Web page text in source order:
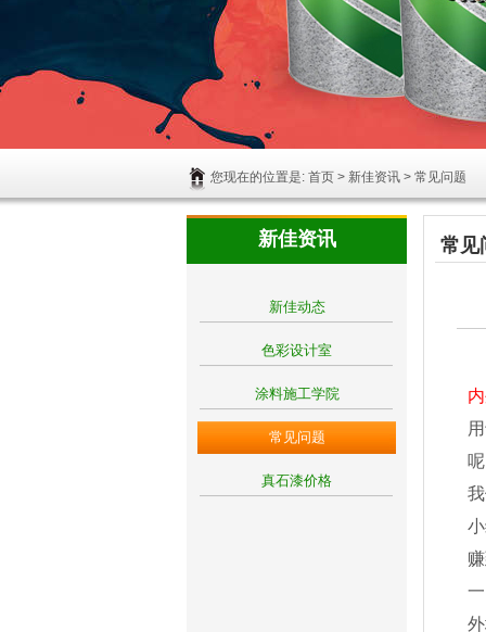
您现在的位置是: 首页 > 新佳资讯 > 常见问题
新佳资讯
新佳动态
色彩设计室
涂料施工学院
常见问题
真石漆价格
常见